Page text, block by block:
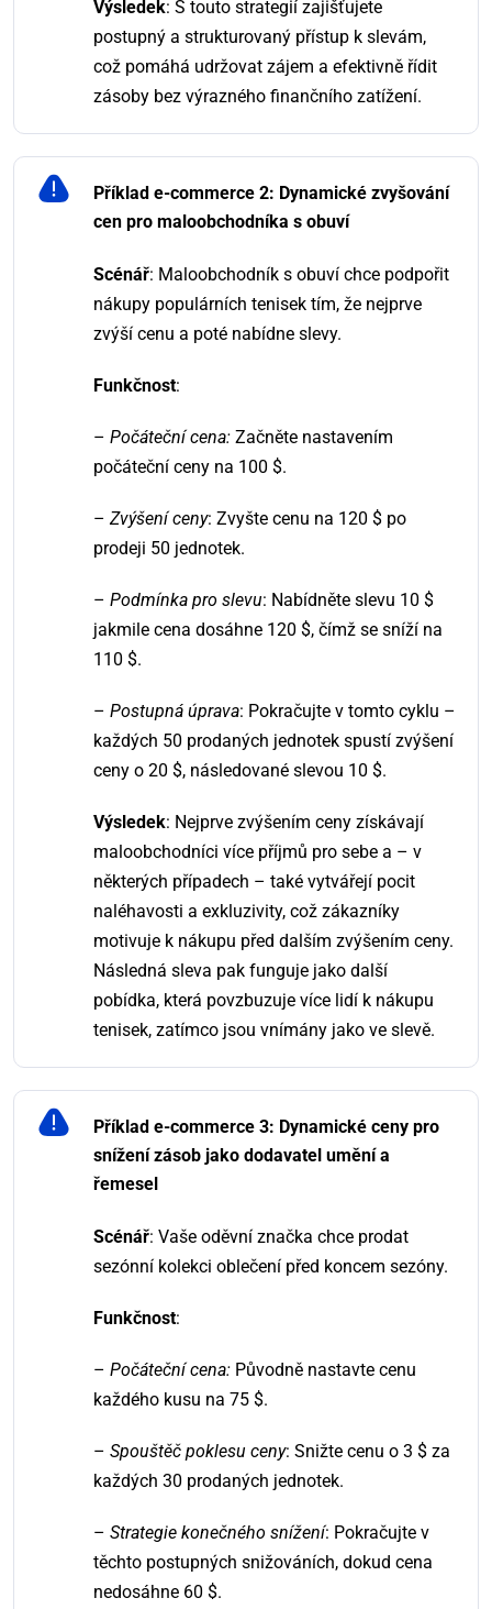
Výsledek: S touto strategií zajišťujete
postupný a strukturovaný přístup k slevám,
což pomáhá udržovat zájem a efektivně řídit
zásoby bez výrazného finančního zatížení.
Příklad e-commerce 2: Dynamické zvyšování
cen pro maloobchodníka s obuví
Scénář: Maloobchodník s obuví chce podpořit
nákupy populárních tenisek tím, že nejprve
zvýší cenu a poté nabídne slevy.
Funkčnost:
– Počáteční cena: Začněte nastavením
počáteční ceny na 100 $.
– Zvýšení ceny: Zvyšte cenu na 120 $ po
prodeji 50 jednotek.
– Podmínka pro slevu: Nabídněte slevu 10 $
jakmile cena dosáhne 120 $, čímž se sníží na
110 $.
– Postupná úprava: Pokračujte v tomto cyklu –
každých 50 prodaných jednotek spustí zvýšení
ceny o 20 $, následované slevou 10 $.
Výsledek: Nejprve zvýšením ceny získávají
maloobchodníci více příjmů pro sebe a – v
některých případech – také vytvářejí pocit
naléhavosti a exkluzivity, což zákazníky
motivuje k nákupu před dalším zvýšením ceny.
Následná sleva pak funguje jako další
pobídka, která povzbuzuje více lidí k nákupu
tenisek, zatímco jsou vnímány jako ve slevě.
Příklad e-commerce 3: Dynamické ceny pro
snížení zásob jako dodavatel umění a
řemesel
Scénář: Vaše oděvní značka chce prodat
sezónní kolekci oblečení před koncem sezóny.
Funkčnost:
– Počáteční cena: Původně nastavte cenu
každého kusu na 75 $.
– Spouštěč poklesu ceny: Snižte cenu o 3 $ za
každých 30 prodaných jednotek.
– Strategie konečného snížení: Pokračujte v
těchto postupných snižováních, dokud cena
nedosáhne 60 $.